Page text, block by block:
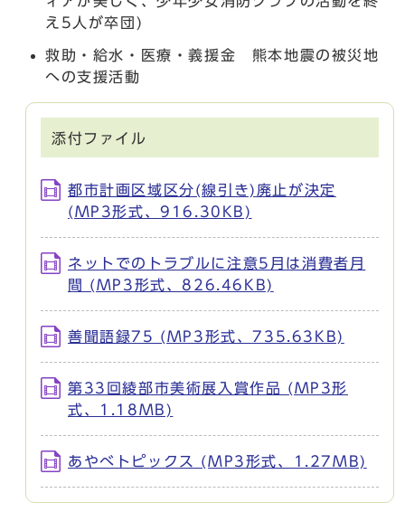
え5人が卒団)
救助・給水・医療・義援金 熊本地震の被災地
への支援活動
添付ファイル
都市計画区域区分(線引き)廃止が決定
(MP3形式、916.30KB)
ネットでのトラブルに注意5月は消費者月
間 (MP3形式、826.46KB)
善聞語録75 (MP3形式、735.63KB)
第33回綾部市美術展入賞作品 (MP3形
式、1.18MB)
あやべトピックス (MP3形式、1.27MB)